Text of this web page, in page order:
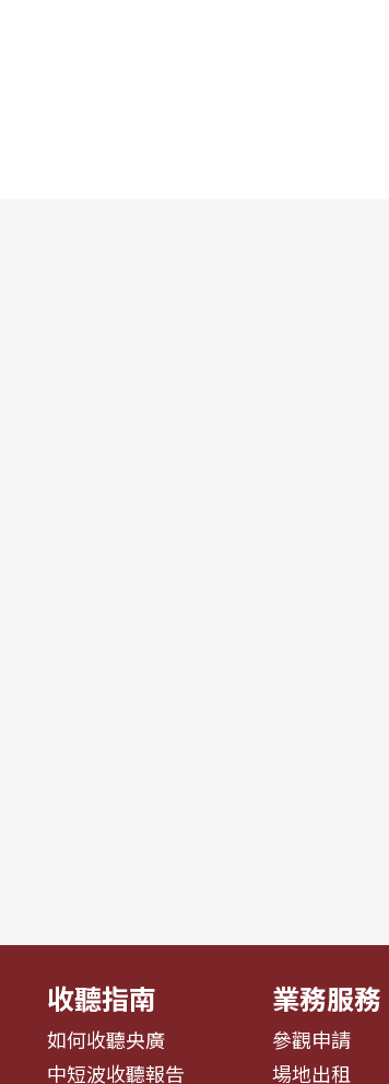
收聽指南
如何收聽央廣
中短波收聽報告
業務服務
參觀申請
場地出租